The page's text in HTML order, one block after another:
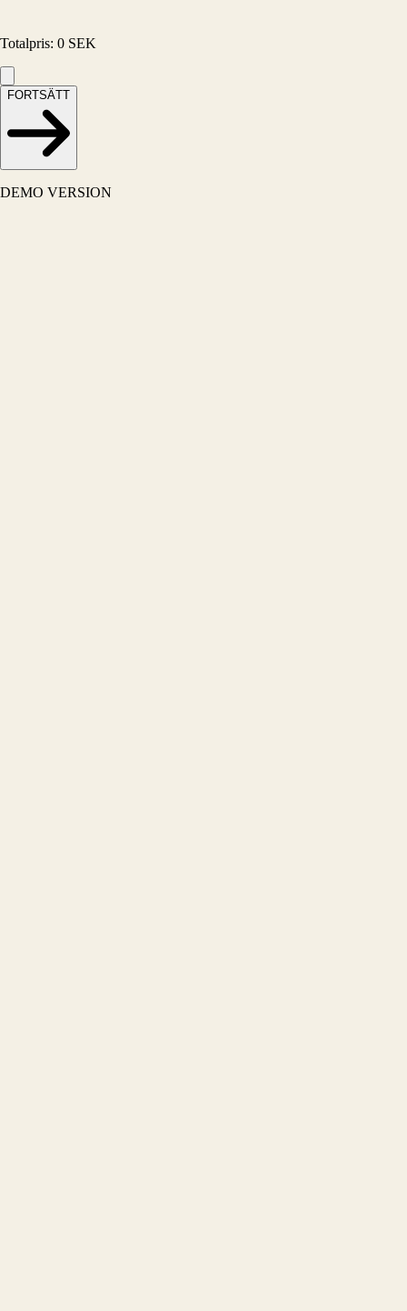
Totalpris: 0 SEK
FORTSÄTT
DEMO VERSION